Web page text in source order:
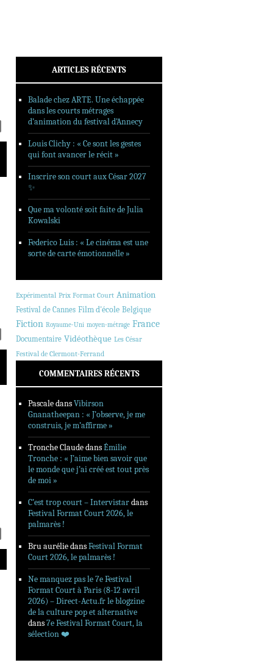
ARTICLES RÉCENTS
Balade chez ARTE. Une échappée
dans les courts métrages
d’animation du festival d’Annecy
Louis Clichy : « Ce sont les gestes
qui font avancer le récit »
Inscrire son court aux César 2027
✨
Que ma volonté soit faite de Julia
Kowalski
Federico Luis : « Le cinéma est une
sorte de carte émotionnelle »
Expérimental Prix Format Court Animation
Festival de Cannes Film d'école Belgique
Fiction Royaume-Uni moyen-métrage France
Documentaire Vidéothèque Les César
Festival de Clermont-Ferrand
COMMENTAIRES RÉCENTS
PascaledansVibirson
Gnanatheepan : « J’observe, je me
construis, je m’affirme »
Tronche ClaudedansÉmilie
Tronche : « J’aime bien savoir que
le monde que j’ai créé est tout près
de moi »
C’est trop court – Intervistardans
Festival Format Court 2026, le
palmarès !
Bru auréliedansFestival Format
Court 2026, le palmarès !
Ne manquez pas le 7e Festival
Format Court à Paris (8-12 avril
2026) – Direct-Actu.fr le blogzine
de la culture pop et alternative
dans7e Festival Format Court, la
sélection ❤️‍